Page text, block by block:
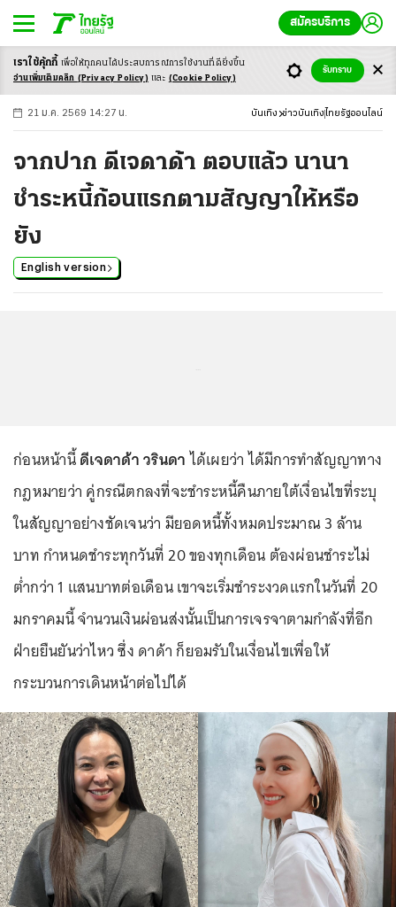
สมัครบริการ
-ก ก ก+
21 ม.ค. 2569 14:27 น. บันเทิง ข่าวบันเทิง ไทยรัฐออนไลน์
จากปาก ดีเจดาด้า ตอบแล้ว นานา
ชำระหนี้ก้อนแรกตามสัญญาให้หรือ
ยัง
English version
ก่อนหน้านี้ดีเจดาด้า วรินดาได้เผยว่า ได้มีการทำสัญญาทาง
กฎหมายว่า คู่กรณีตกลงที่จะชำระหนี้คืนภายใต้เงื่อนไขที่ระบุ
ในสัญญาอย่างชัดเจนว่า มียอดหนี้ทั้งหมดประมาณ 3 ล้าน
บาท กำหนดชำระทุกวันที่ 20 ของทุกเดือน ต้องผ่อนชำระไม่
ต่ำกว่า 1 แสนบาทต่อเดือน เขาจะเริ่มชำระงวดแรกในวันที่ 20
มกราคมนี้ จำนวนเงินผ่อนส่งนั้นเป็นการเจรจาตามกำลังที่อีก
ฝ่ายยืนยันว่าไหว ซึ่ง ดาด้า ก็ยอมรับในเงื่อนไขเพื่อให้
กระบวนการเดินหน้าต่อไปได้
เราใช้คุ้กกี้ เพื่อให้ทุกคนได้ประสบการณ์การใช้งานที่ดียิ่งขึ้น
อ่านเพิ่มเติมคลิก (Privacy Policy) และ (Cookie Policy)
รับทราบ